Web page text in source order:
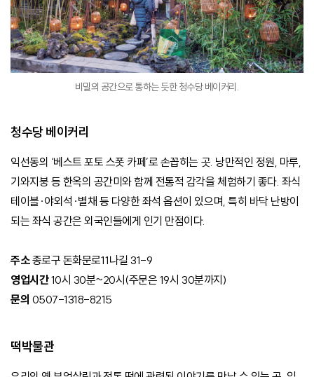
비밀의 공간으로 통하는 듯한 청수당 베이커리.
청수당 베이커리
익선동의 ‘베스트 포토 스폿 카페’로 손꼽히는 곳. 낭만적인 정원, 마루,
기와지붕 등 한옥의 공간미와 함께 전통적 감각을 체험하기 좋다. 좌식
테이블·야외석·별채 등 다양한 좌석 옵션이 있으며, 특히 바닥 난방이
되는 좌식 공간은 외국인들에게 인기 만점이다.
주소종로구 돈화문로11나길 31-9
영업시간10시 30분~20시(주문은 19시 30분까지)
문의 0507-1318-8215
떡박물관